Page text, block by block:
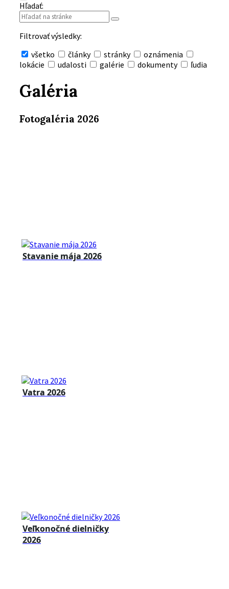
Hľadať:
Filtrovať výsledky:
všetko
články stránky
oznámenia
lokácie
udalosti galérie dokumenty ľudia
vyhľadávanie
Galéria
Fotogaléria 2026
Stavanie mája 2026
Vatra 2026
Veľkonočné dielničky
2026